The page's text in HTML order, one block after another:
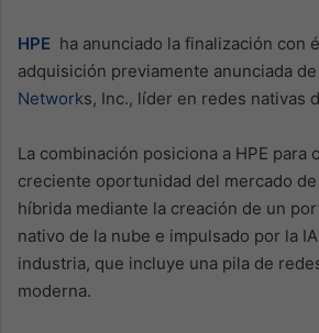
HPE ha anunciado la finalización con
adquisición previamente anunciada de
Networks, Inc., líder en redes nativas
La combinación posiciona a HPE para
creciente oportunidad del mercado de
híbrida mediante la creación de un
nativo de la nube e impulsado por la
industria, que incluye una pila de
moderna.